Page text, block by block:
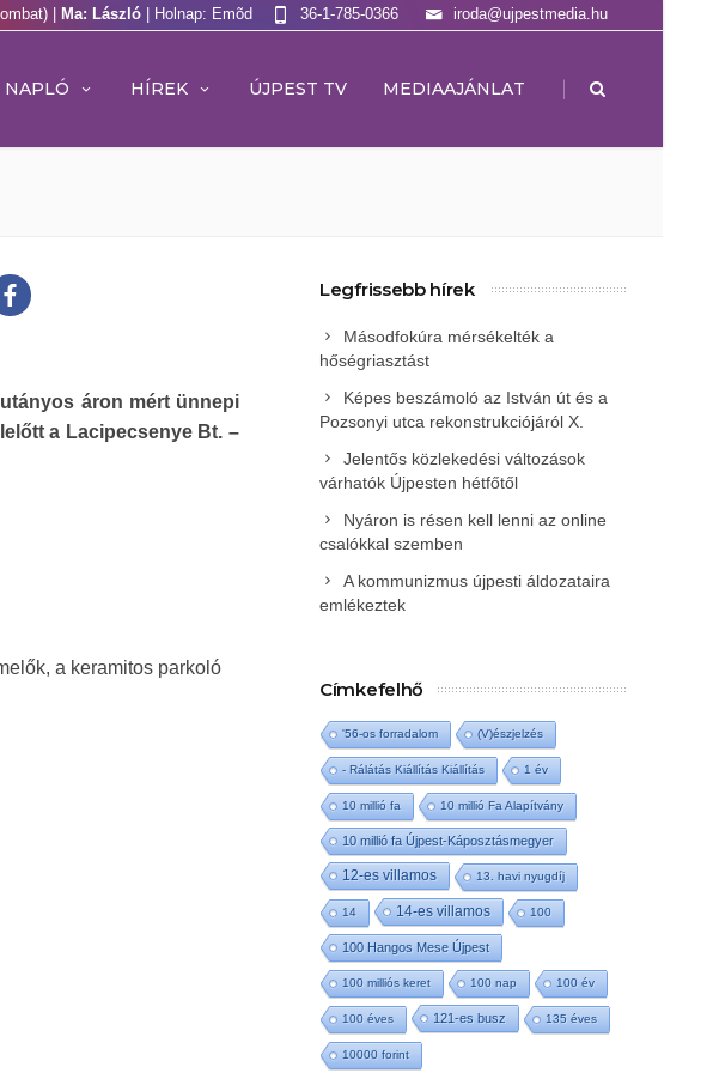
| Ma: László | Holnap: Emõd iroda@ujpestmedia.hu
36-1-785-0366
NAPLÓ HÍREK ÚJPEST TV MEDIAAJÁNLAT |
áron mért ünnepi
a Lacipecsenye Bt. –
a keramitos parkoló
Legfrissebb hírek
Másodfokúra mérsékelték a
hőségriasztást
Képes beszámoló az István út és a
Pozsonyi utca rekonstrukciójáról X.
Jelentős közlekedési változások
várhatók Újpesten hétfőtől
Nyáron is résen kell lenni az online
csalókkal szemben
A kommunizmus újpesti áldozataira
emlékeztek
Címkefelhő
'56-os forradalom (V)észjelzés
- Rálátás Kiállítás Kiállítás 1 év
10 millió fa 10 millió Fa Alapítvány
10 millió fa Újpest-Káposztásmegyer
12-es villamos 13. havi nyugdíj
14 14-es villamos 100
100 Hangos Mese Újpest
100 milliós keret 100 nap 100 év
100 éves 121-es busz 135 éves
10000 forint